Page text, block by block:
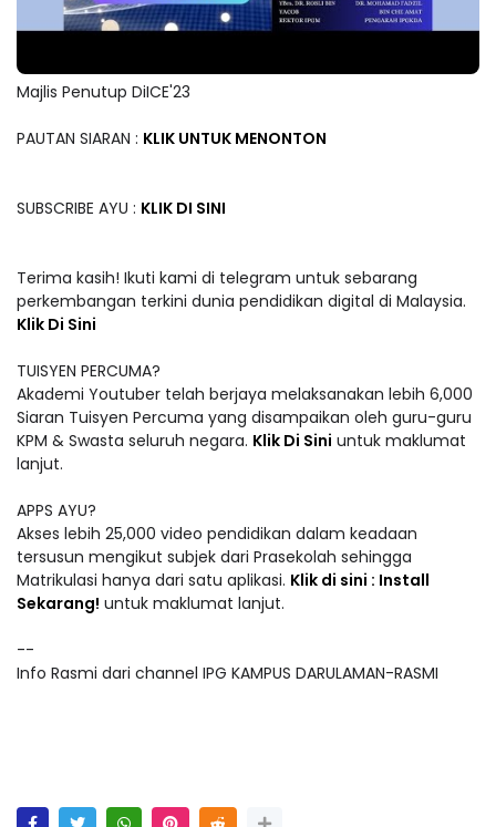
Majlis Penutup DiICE'23
PAUTAN SIARAN : KLIK UNTUK MENONTON
SUBSCRIBE AYU : KLIK DI SINI
Terima kasih! Ikuti kami di telegram untuk sebarang
perkembangan terkini dunia pendidikan digital di Malaysia.
Klik Di Sini
TUISYEN PERCUMA?
Akademi Youtuber telah berjaya melaksanakan lebih 6,000
Siaran Tuisyen Percuma yang disampaikan oleh guru-guru
KPM & Swasta seluruh negara. Klik Di Sini untuk maklumat
lanjut.
APPS AYU?
Akses lebih 25,000 video pendidikan dalam keadaan
tersusun mengikut subjek dari Prasekolah sehingga
Matrikulasi hanya dari satu aplikasi. Klik di sini : Install
Sekarang! untuk maklumat lanjut.
--
Info Rasmi dari channel IPG KAMPUS DARULAMAN-RASMI